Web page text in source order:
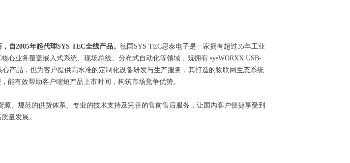
自2005年起代理SYS TEC全线产品。 德国SYS TEC思泰电子是一家拥有超过35年工业
心业务覆盖嵌入式系统、现场总线、分布式自动化等领域，既拥有 sysWORXX USB-
心产品，也为客户提供高水准的定制化设备研发与生产服务，其打造的物联网生态系统
能有效帮助客户缩短产品上市时间，构筑市场竞争优势。
、规范的供货体系、专业的技术支持及完善的售前售后服务，让国内客户便捷享受到
量发展。